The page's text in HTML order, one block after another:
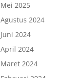
Mei 2025
Agustus 2024
Juni 2024
April 2024
Maret 2024